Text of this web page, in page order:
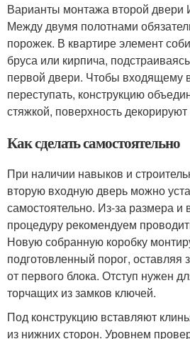
Варианты монтажа второй двери
Между двумя полотнами
порожек. В квартире элемент
бруса или кирпича,
первой двери. Чтобы входящему
переступать, конструкцию
стяжкой, поверхность декорируют
Как сделать самостоятельно
При наличии навыков и
вторую входную дверь можно
самостоятельно. Из-за размера и
процедуру рекомендуем
Новую собранную коробку
подготовленный порог, оставляя
от первого блока. Отступ нужен
торчащих из замков ключей.
Под конструкцию вставляют
из нижних сторон. Уровнем